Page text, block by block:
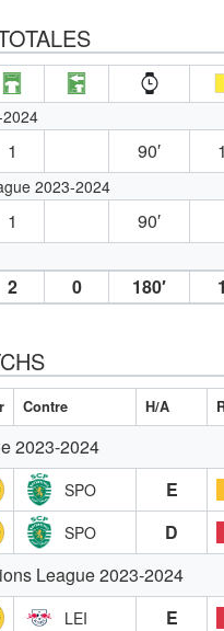
1 90′ 1
2023-2024
1 90′
2 0 180′ 1
Contre H/A
2023-2024
SPO E
SPO D
League 2023-2024
LEI E